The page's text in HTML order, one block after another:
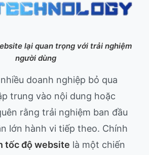
lại quan trọng với trải nghiệm
người dùng
doanh nghiệp bỏ qua
trung vào nội dung hoặc
rằng trải nghiệm ban đầu
lớn hành vi tiếp theo. Chính
tốc độ website là một chiến